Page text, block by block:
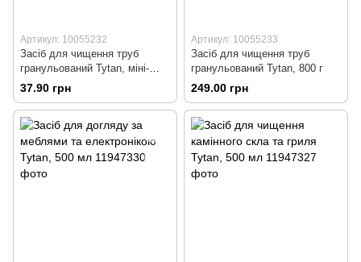
Артикул: 10055232
Засіб для чищення труб
гранульований Tytan, міні-
упаковка, 40 г
37.90 грн
Артикул: 10055233
Засіб для чищення труб
гранульований Tytan, 800 г
249.00 грн